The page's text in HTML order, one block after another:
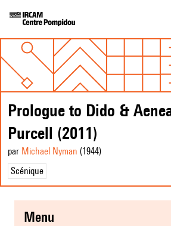
Prologue to Dido &
Purcell (2011)
par Michael Nyman (1944)
Scénique
menu